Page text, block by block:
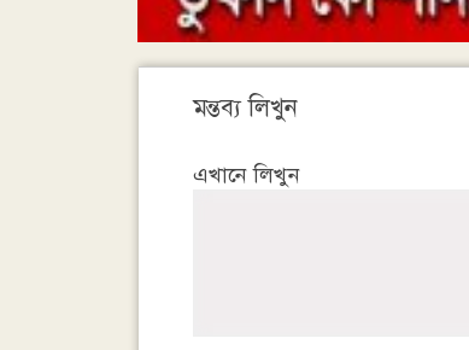
মন্তব্য লিখুন
এখানে লিখুন